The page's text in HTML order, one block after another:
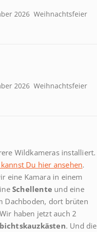
2026 Weihnachtsfeier
2026 Weihnachtsfeier
Wildkameras installiert.
Du hier ansehen.
eine Kamara in einem
Schellente und eine
Dachboden, dort brüten
Wir haben jetzt auch 2
. Und die